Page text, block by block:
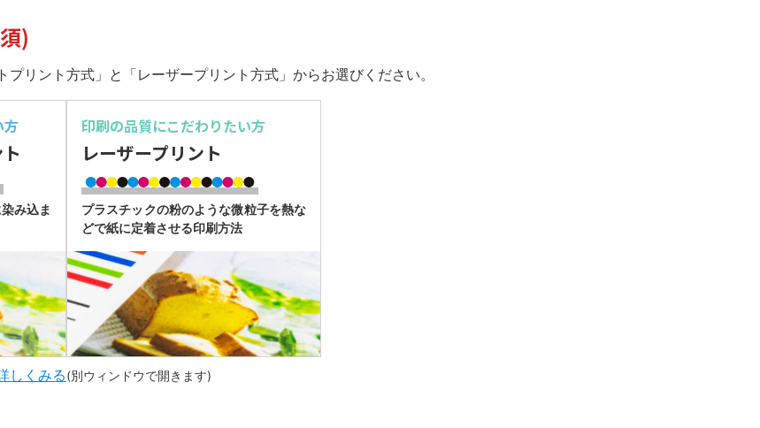
)
リント方式」と「レーザープリント方式」からお選びください。
方
み込ま
印刷の品質にこだわりたい方
レーザープリント
プラスチックの粉のような微粒子を熱な
どで紙に定着させる印刷方法
しくみる(別ウィンドウで開きます)